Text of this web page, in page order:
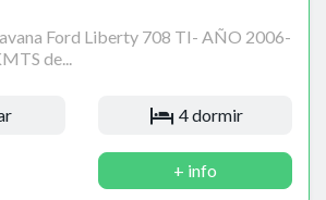
Ford Liberty 708 TI- AÑO 2006-
de...
4 dormir
+ info